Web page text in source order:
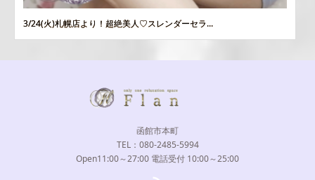
3/24(火)札幌店より！超絶美人♡スレンダーセラ...
函館市本町
TEL：080-2485-5994
Open11:00～27:00 電話受付 10:00～25:00